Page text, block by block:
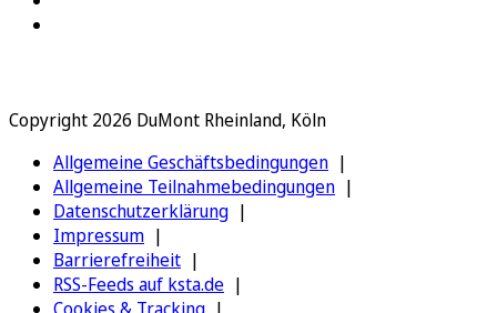
Copyright 2026 DuMont Rheinland, Köln
Allgemeine Geschäftsbedingungen
Allgemeine Teilnahmebedingungen
Datenschutzerklärung
Impressum
Barrierefreiheit
RSS-Feeds auf ksta.de